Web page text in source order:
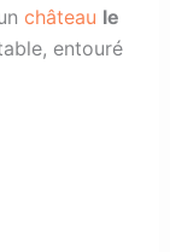
château le
entouré